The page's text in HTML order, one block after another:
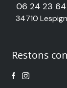
06 24 23 64
34710
Restons